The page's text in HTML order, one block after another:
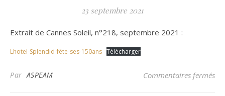
23 septembre 2021
Extrait de Cannes Soleil, n°218, septembre 2021 :
Lhotel-Splendid-fête-ses-150ans Télécharger
Par ASPEAM Commentaires fermés